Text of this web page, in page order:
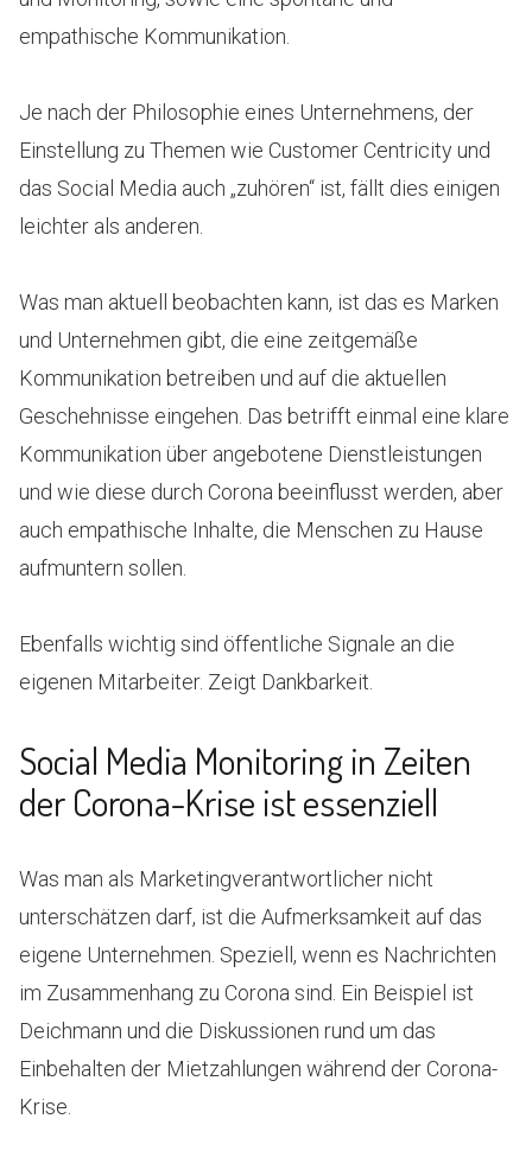
empathische Kommunikation.
Je nach der Philosophie eines Unternehmens, der
Einstellung zu Themen wie Customer Centricity und
das Social Media auch „zuhören“ ist, fällt dies einigen
leichter als anderen.
Was man aktuell beobachten kann, ist das es Marken
und Unternehmen gibt, die eine zeitgemäße
Kommunikation betreiben und auf die aktuellen
Geschehnisse eingehen. Das betrifft einmal eine klare
Kommunikation über angebotene Dienstleistungen
und wie diese durch Corona beeinflusst werden, aber
auch empathische Inhalte, die Menschen zu Hause
aufmuntern sollen.
Ebenfalls wichtig sind öffentliche Signale an die
eigenen Mitarbeiter. Zeigt Dankbarkeit.
Social Media Monitoring in Zeiten
der Corona-Krise ist essenziell
Was man als Marketingverantwortlicher nicht
unterschätzen darf, ist die Aufmerksamkeit auf das
eigene Unternehmen. Speziell, wenn es Nachrichten
im Zusammenhang zu Corona sind. Ein Beispiel ist
Deichmann und die Diskussionen rund um das
Einbehalten der Mietzahlungen während der Corona-
Krise.